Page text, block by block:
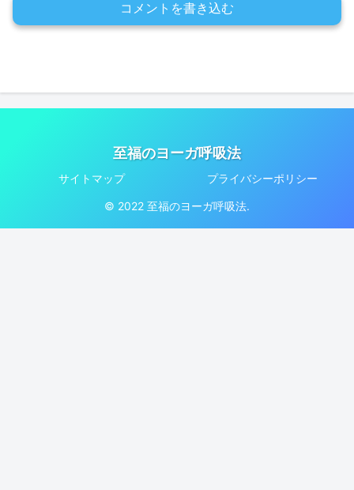
コメントを書き込む
至福のヨーガ呼吸法
サイトマップ プライバシーポリシー
© 2022 至福のヨーガ呼吸法.